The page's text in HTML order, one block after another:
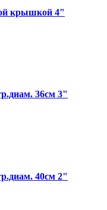
крышкой 4"
36см 3"
40см 2"